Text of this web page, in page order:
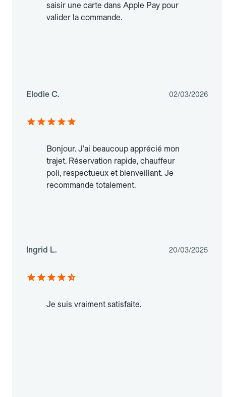
saisir une carte dans Apple Pay pour
valider la commande.
Elodie C. 02/03/2026
Bonjour. J'ai beaucoup apprécié mon
trajet. Réservation rapide, chauffeur
poli, respectueux et bienveillant. Je
recommande totalement.
Ingrid L. 20/03/2025
Je suis vraiment satisfaite.